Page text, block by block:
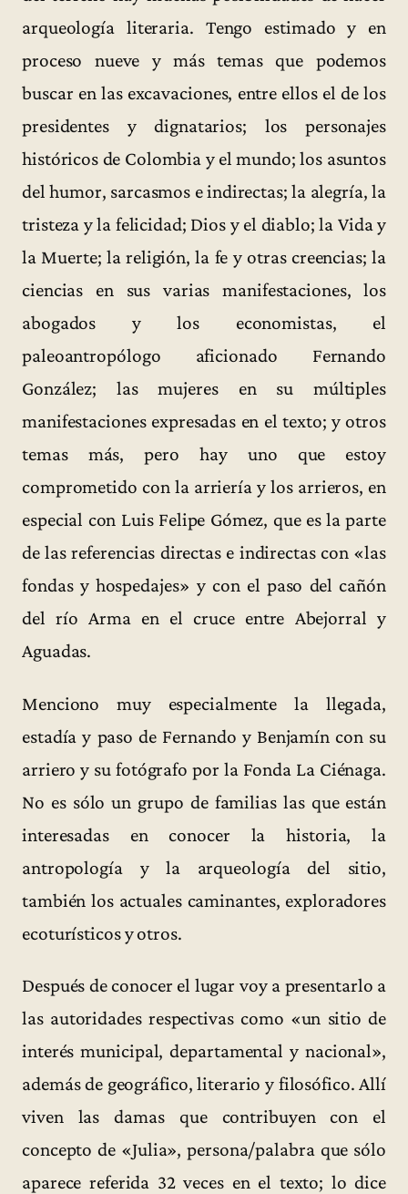
arqueología literaria. Tengo estimado y en
proceso nueve y más temas que podemos
buscar en las excavaciones, entre ellos el de los
presidentes y dignatarios; los personajes
históricos de Colombia y el mundo; los asuntos
del humor, sarcasmos e indirectas; la alegría, la
tristeza y la felicidad; Dios y el diablo; la Vida y
la Muerte; la religión, la fe y otras creencias; la
ciencias en sus varias manifestaciones, los
abogados y los economistas, el
paleoantropólogo aficionado Fernando
González; las mujeres en su múltiples
manifestaciones expresadas en el texto; y otros
temas más, pero hay uno que estoy
comprometido con la arriería y los arrieros, en
especial con Luis Felipe Gómez, que es la parte
de las referencias directas e indirectas con «las
fondas y hospedajes» y con el paso del cañón
del río Arma en el cruce entre Abejorral y
Aguadas.
Menciono muy especialmente la llegada,
estadía y paso de Fernando y Benjamín con su
arriero y su fotógrafo por la Fonda La Ciénaga.
No es sólo un grupo de familias las que están
interesadas en conocer la historia, la
antropología y la arqueología del sitio,
también los actuales caminantes, exploradores
ecoturísticos y otros.
Después de conocer el lugar voy a presentarlo a
las autoridades respectivas como «un sitio de
interés municipal, departamental y nacional»,
además de geográfico, literario y filosófico. Allí
viven las damas que contribuyen con el
concepto de «Julia», persona/palabra que sólo
aparece referida 32 veces en el texto; lo dice